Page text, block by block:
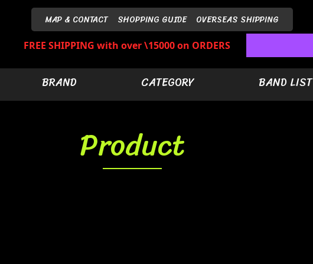
MAP & CONTACT SHOPPING GUIDE OVERSEAS SHIPPING
FREE SHIPPING with over \15000 on ORDERS
BRAND CATEGORY BAND LIST
Product